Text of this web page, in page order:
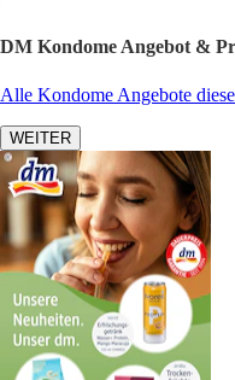
DM Kondome Angebot &
Alle Kondome Angebote
WEITER